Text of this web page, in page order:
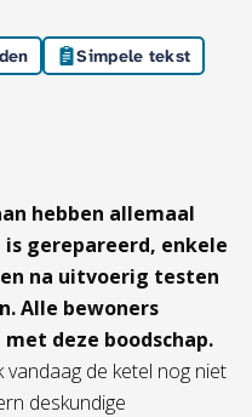
Simpele tekst
hebben allemaal
gerepareerd, enkele
na uitvoerig testen
Alle bewoners
deze boodschap.
de ketel nog niet
deskundige